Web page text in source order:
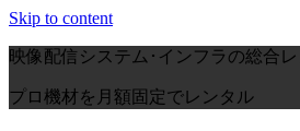
Skip to content
映像配信システム･インフラの総合
プロ機材を月額固定でレンタル